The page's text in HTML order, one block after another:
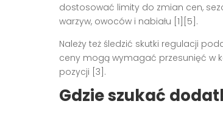
dostosować limity do zmian cen,
warzyw, owoców i nabiału [1][5].
Należy też śledzić skutki regulacji
ceny mogą wymagać przesunięć w
pozycji [3].
Gdzie szukać